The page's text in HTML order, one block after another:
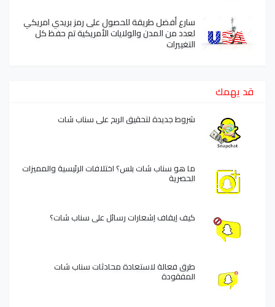
سارع أفضل طريقة للحصول على رمز بريدي امريكي
لعدد من المدن والولايات الأمريكية تم حفظ كل
التغييرات
قد يهمك
شروط جديدة لتحقيق الربح على سناب شات
ما هو سناب شات بلس؟ اختلافات الرئيسية والمميزات
الحصرية
كيف إيقاف إشعارات رسائل على سناب شات؟
طرق فعالة لاستعادة محادثات سناب شات
المفقودة